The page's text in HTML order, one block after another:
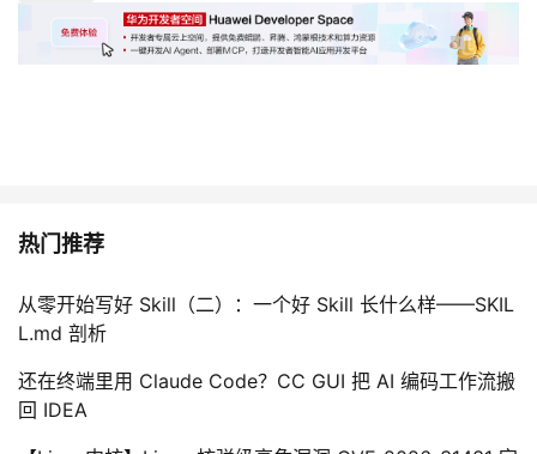
热门推荐
从零开始写好 Skill（二）：一个好 Skill 长什么样——SKIL
L.md 剖析
还在终端里用 Claude Code？CC GUI 把 AI 编码工作流搬
回 IDEA